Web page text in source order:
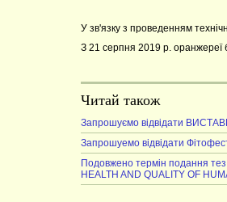
У зв'язку з проведенням
З 21 серпня 2019 р. оранжереї
Читай також
Запрошуємо відвідати
Запрошуемо відвідати
Подовжено термін подання тез
HEALTH AND QUALITY OF